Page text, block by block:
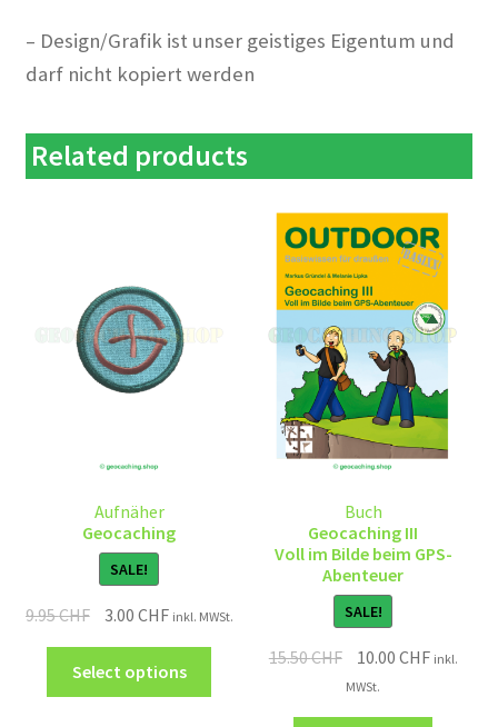
– Design/Grafik ist unser geistiges Eigentum und
darf nicht kopiert werden
Related products
Aufnäher
Geocaching
SALE!
9.95CHF 3.00 CHF inkl. MWSt.
Select options
Buch
Geocaching III
Voll im Bilde beim GPS-
Abenteuer
SALE!
15.50CHF 10.00 CHF inkl.
MWSt.